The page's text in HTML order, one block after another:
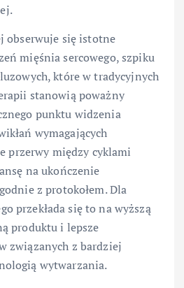
obserwuje się istotne
mięśnia sercowego, szpiku
które w tradycyjnych
stanowią poważny
punktu widzenia
wymagających
przerwy między cyklami
na ukończenie
z protokołem. Dla
przekłada się to na wyższą
produktu i lepsze
związanych z bardziej
wytwarzania.